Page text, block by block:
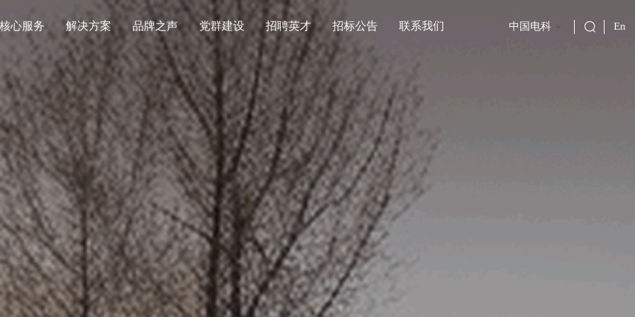
核心服务 解决方案 品牌之声 党群建设 招聘英才 招标公告 联系我们 中国电科 En